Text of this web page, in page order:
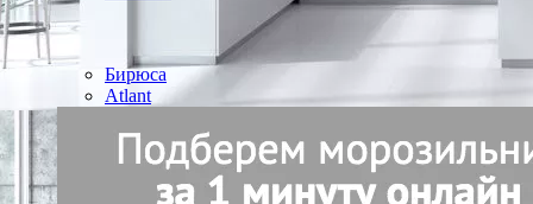
Бирюса
Atlant